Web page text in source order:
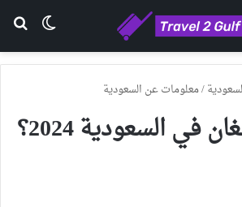
/معلومات عن السعودية
في السعودية 2024؟